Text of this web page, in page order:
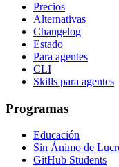
Precios
Alternativas
Changelog
Estado
Para agentes
CLI
Skills para agentes
Programas
Educación
Sin Ánimo de
GitHub Students